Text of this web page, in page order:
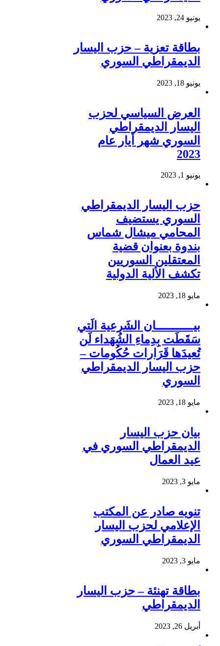
يونيو 24, 2023
بطاقة تعزية – حزب اليسار
الديمقراطي السوري
يونيو 18, 2023
العرض السياسي لحزب
اليسار الديمقراطي
السوري شهر أيار عام
2023
يونيو 1, 2023
حزب اليسار الديمقراطي
السوري يستضيف
المحامي ميشال شماس
بندوة بعنوان قضية
المعتقلين السوريين
تكشف الألية الدولية
مايو 18, 2023
بيـــــــــــان الشَرعية الَتي
سَقَطَت بِدِماءِ الشُهَداء لَن
تُعيدَها قَرَارات حُكُومات –
حزب اليسار الديمقراطي
السوري
مايو 18, 2023
بيان حزب اليسار
الديمقراطي السوري في
عيد العمال
مايو 3, 2023
تنويه صادر عن المكتب
الإعلامي لحزب اليسار
الديمقراطي السوري
مايو 3, 2023
بطاقة تهنئة – حزب اليسار
الديمقراطي
أبريل 26, 2023